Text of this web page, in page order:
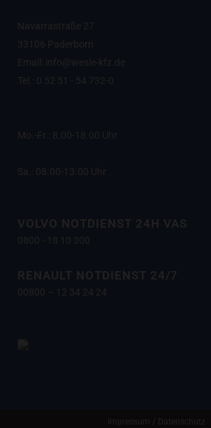
Navarrastraße 27
33106 Paderborn
Email: info@wesle-kfz.de
Tel.: 0 52 51 - 54 732-0
Mo.-Fr.: 8.00-18.00 Uhr
Sa.: 08.00-13.00 Uhr
VOLVO NOTDIENST 24H VAS
0800 - 18 10 300
RENAULT NOTDIENST 24/7
00800 – 12 34 24 24
Impressum Datenschutz